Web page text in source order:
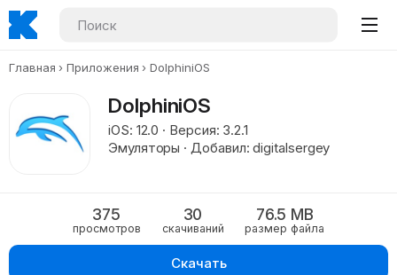
Главная Приложения DolphiniOS
DolphiniOS
iOS: 12.0 · Версия: 3.2.1
Эмуляторы · Добавил: digitalsergey
375
просмотров
30
скачиваний
76.5 MB
размер файла
Скачать